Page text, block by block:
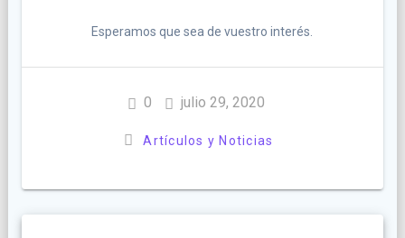
Esperamos que sea de vuestro interés.
0 julio 29, 2020
Artículos y Noticias